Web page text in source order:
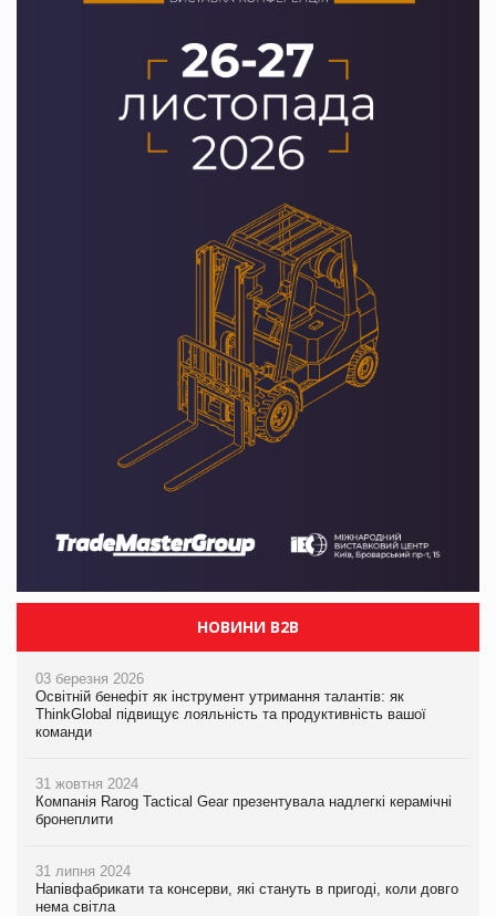
НОВИНИ B2B
03 березня 2026
Освітній бенефіт як інструмент утримання талантів: як
ThinkGlobal підвищує лояльність та продуктивність вашої
команди
31 жовтня 2024
Компанія Rarog Tactical Gear презентувала надлегкі керамічні
бронеплити
31 липня 2024
Напівфабрикати та консерви, які стануть в пригоді, коли довго
нема світла